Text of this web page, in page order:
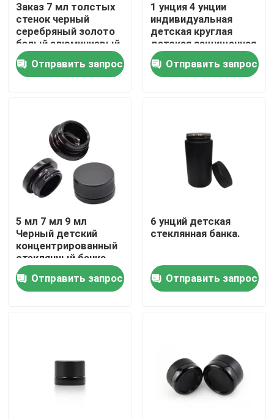
Дом
Видео
О нас
Путешествие фабрики
Проверка качества
Спросите цитату
Заказ 7 мл толстых
стенок черный
серебряный золото
белый алюминиевый
крышка стеклянный
концентрированный
контейнер банка
Отправить запрос
1 унция 4 унции
индивидуальная
детская круглая
детская защищенная
упаковка
запахопроницаемая
емкость детская
Отправить запрос
5 мл 7 мл 9 мл
Черный детский
концентрированный
стеклянный банка
Мини- бутылки крема
Косметические
черные контейнеры
Отправить запрос
6 унций детская
стеклянная банка.
Отправить запрос